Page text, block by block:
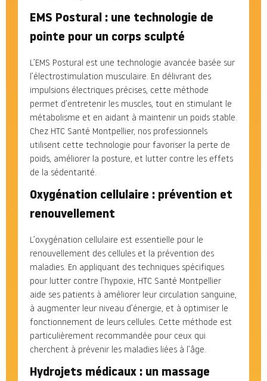
EMS Postural : une technologie de
pointe pour un corps sculpté
L’EMS Postural est une technologie avancée basée sur
l’électrostimulation musculaire. En délivrant des
impulsions électriques précises, cette méthode
permet d’entretenir les muscles, tout en stimulant le
métabolisme et en aidant à maintenir un poids stable.
Chez HTC Santé Montpellier, nos professionnels
utilisent cette technologie pour favoriser la perte de
poids, améliorer la posture, et lutter contre les effets
de la sédentarité.
Oxygénation cellulaire : prévention et
renouvellement
L’oxygénation cellulaire est essentielle pour le
renouvellement des cellules et la prévention des
maladies. En appliquant des techniques spécifiques
pour lutter contre l’hypoxie, HTC Santé Montpellier
aide ses patients à améliorer leur circulation sanguine,
à augmenter leur niveau d’énergie, et à optimiser le
fonctionnement de leurs cellules. Cette méthode est
particulièrement recommandée pour ceux qui
cherchent à prévenir les maladies liées à l’âge.
Hydrojets médicaux : un massage